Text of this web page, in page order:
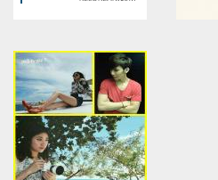
Warning: Use of undefined
constant article_topic -
assumed 'article_topic' (this
will throw an Error in a future
version of PHP) in
/home/keedkean/domains/
on line534
รักครั้งเเรกของฉัน… มันเป็นสีดำ